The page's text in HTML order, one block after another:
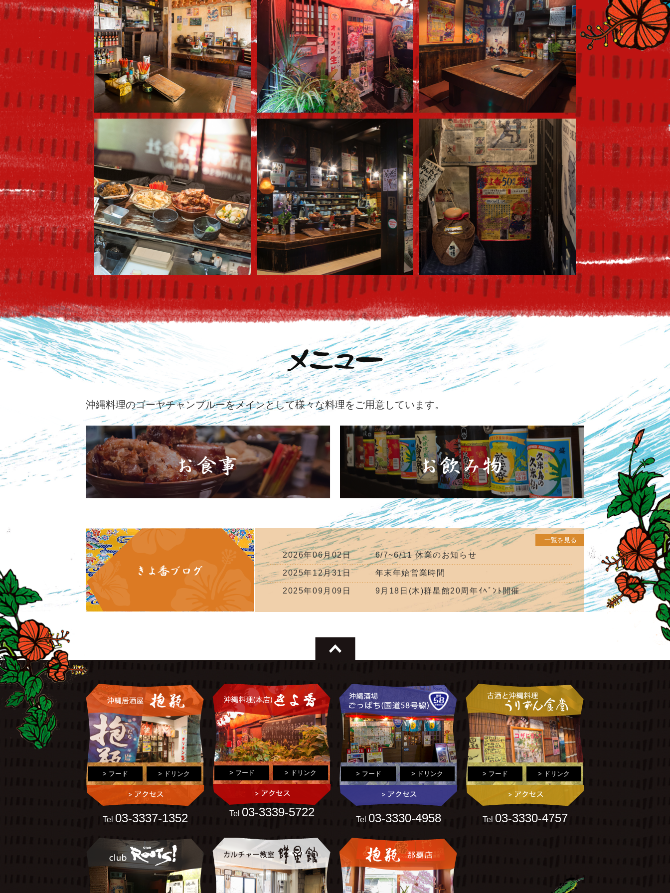
沖縄料理のゴーヤチャンプルーをメインとして様々な料理をご用意しています。
一覧を見る
2026年06月02日 6/7~6/11 休業のお知らせ
2025年12月31日 年末年始営業時間
2025年09月09日 9月18日(木)群星館20周年ｲﾍﾞﾝﾄ開催
> フード > ドリンク
Tel 03-3337-1352
> フード > ドリンク
Tel 03-3339-5722
> フード > ドリンク
Tel 03-3330-4958
> フード > ドリンク
Tel 03-3330-4757